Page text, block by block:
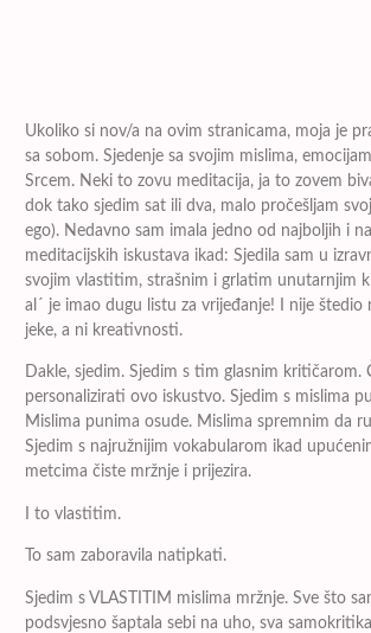
Ukoliko si nov/a na ovim stranicama, moja je
sa sobom. Sjedenje sa svojim mislima,
Srcem. Neki to zovu meditacija, ja to zovem
dok tako sjedim sat ili dva, malo pročešljam
ego). Nedavno sam imala jedno od najboljih i
meditacijskih iskustava ikad: Sjedila sam u
svojim vlastitim, strašnim i grlatim unutarnjim
al´ je imao dugu listu za vrijeđanje! I nije štedio
jeke, a ni kreativnosti.
Dakle, sjedim. Sjedim s tim glasnim kritičarom.
personalizirati ovo iskustvo. Sjedim s mislima
Mislima punima osude. Mislima spremnim da
Sjedim s najružnijim vokabularom ikad
metcima čiste mržnje i prijezira.
I to vlastitim.
To sam zaboravila natipkati.
Sjedim s VLASTITIM mislima mržnje. Sve što
podsvjesno šaptala sebi na uho, sva